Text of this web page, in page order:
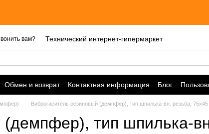
вам? Технический интернет-гипермаркет
Обмен и возврат Контактная информация Блог
Виброгаситель резиновый (демпфер), тип шпилька-вн. резьба,
(демпфер), тип шпилька-